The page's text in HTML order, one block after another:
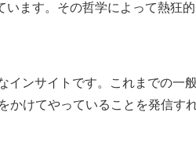
ます。その哲学によって熱狂
インサイトです。これまでの一
かけてやっていることを発信す